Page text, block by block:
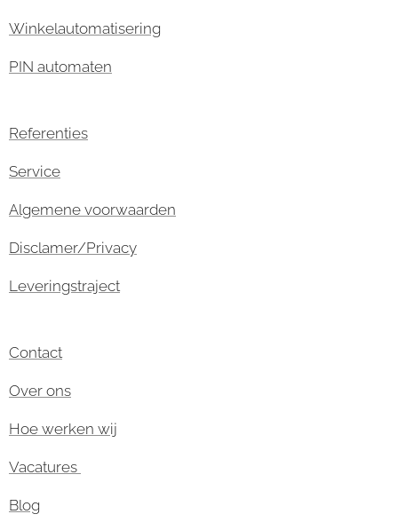
Winkelautomatisering
PIN automaten
Referenties
Service
Algemene voorwaarden
Disclamer/Privacy
Leveringstraject
Contact
Over ons
Hoe werken wij
Vacatures
Blog